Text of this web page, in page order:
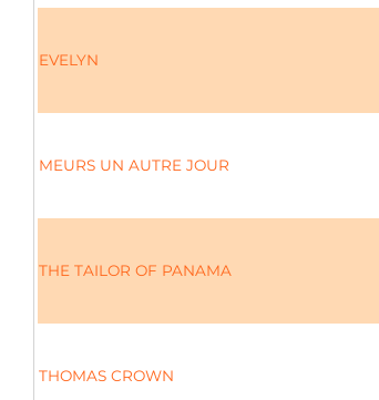
EVELYN
MEURS UN AUTRE JOUR
THE TAILOR OF PANAMA
THOMAS CROWN